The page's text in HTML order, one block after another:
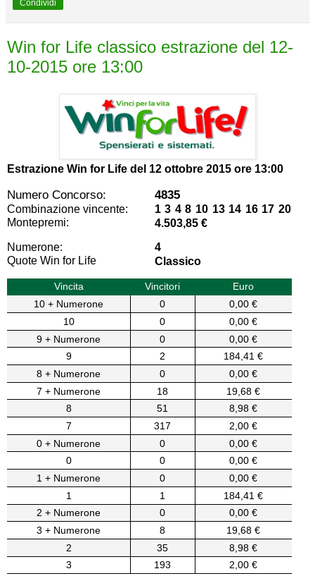
Condividi
Win for Life classico estrazione del 12-
10-2015 ore 13:00
Estrazione Win for Life del 12 ottobre 2015 ore 13:00
Numero Concorso: 4835
Combinazione vincente:
1 3 4 8 10 13 14 16 17 20
Montepremi:
4.503,85 €
Numerone:
4
Quote Win for Life
Classico
Vincita Vincitori
Euro
10 + Numerone
0
0,00 €
10
0
0,00 €
9 + Numerone
0
0,00 €
9
2
184,41 €
8 + Numerone
0
0,00 €
7 + Numerone
18
19,68 €
8
51
8,98 €
7
317
2,00 €
0 + Numerone
0
0,00 €
0
0
0,00 €
1 + Numerone
0
0,00 €
1
1
184,41 €
2 + Numerone
0
0,00 €
3 + Numerone
8
19,68 €
2
35
8,98 €
3
193 2,00 €